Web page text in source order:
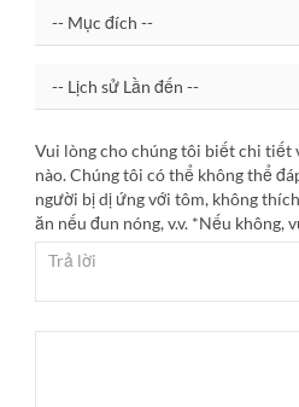
Vui lòng cho chúng tôi biết chi tiết
nào. Chúng tôi có thể không thể
người bị dị ứng với tôm, không
ăn nếu đun nóng, v.v. *Nếu không,